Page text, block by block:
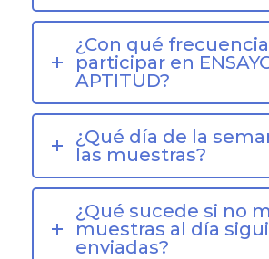
¿Con qué
participar en
APTITUD?
¿Qué día de la
las muestras?
¿Qué sucede si no
muestras al día
enviadas?